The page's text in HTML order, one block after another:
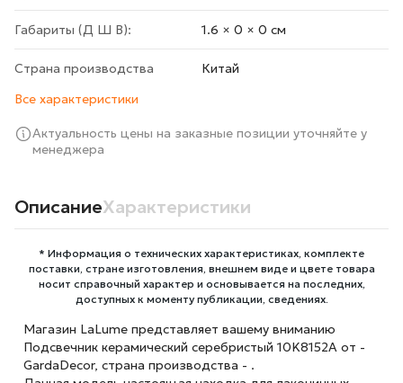
Габариты (Д Ш В): 1.6 × 0 × 0 cм
Страна производства
Китай
Все характеристики
Актуальность цены на заказные позиции уточняйте у
менеджера
ОписаниеХарактеристики
* Информация о технических характеристиках, комплекте
поставки, стране изготовления, внешнем виде и цвете товара
носит справочный характер и основывается на последних,
доступных к моменту публикации, сведениях.
Магазин LaLume представляет вашему вниманию
Подсвечник керамический серебристый 10K8152A от -
GardaDecor, страна производства - .